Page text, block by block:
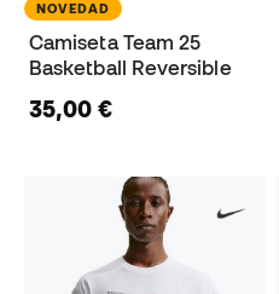
NOVEDAD
Camiseta Team 25
Basketball Reversible
35,00 €